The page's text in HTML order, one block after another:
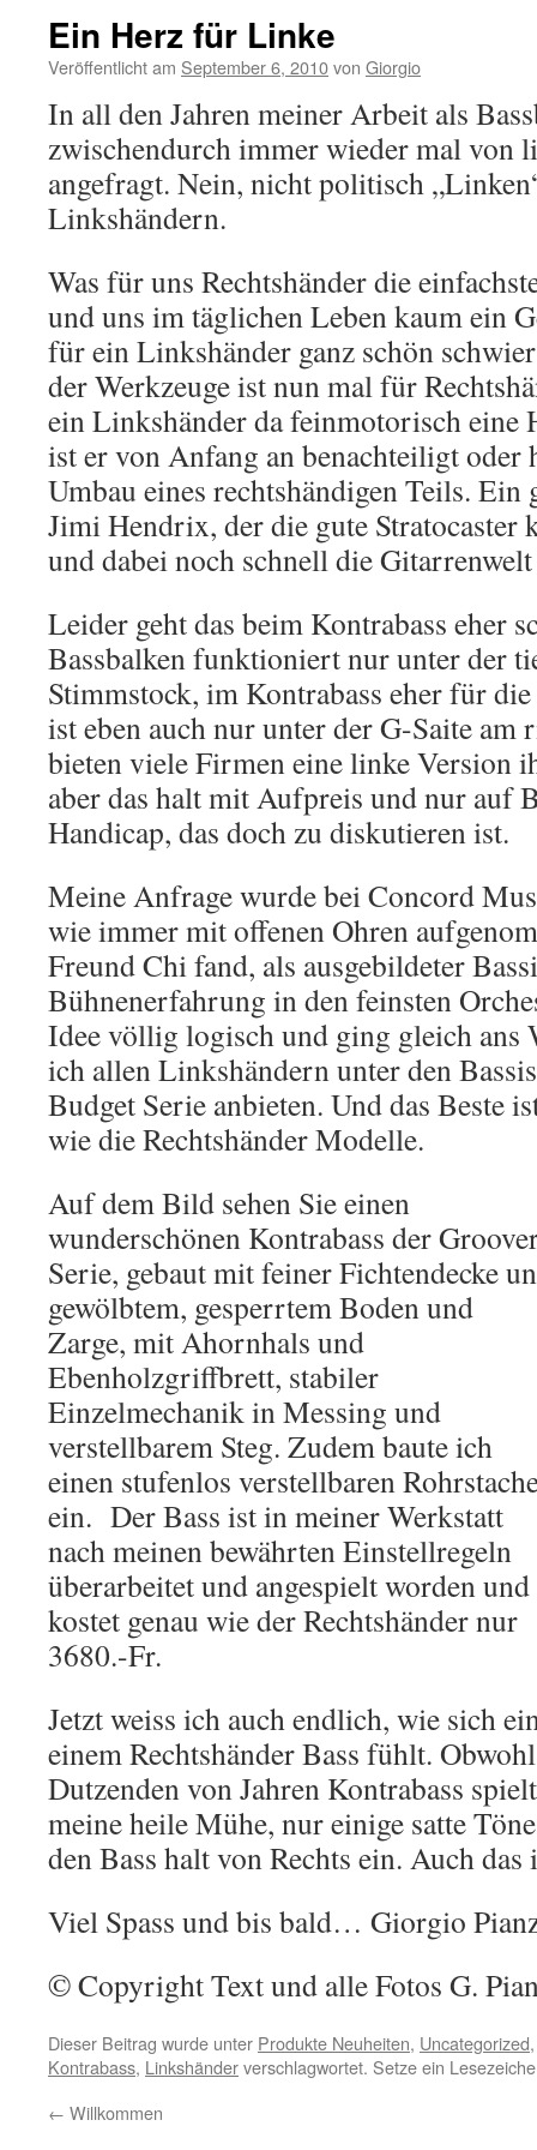
Ein Herz für Linke
Veröffentlicht am September 6, 2010von Giorgio
In all den Jahren meiner Arbeit als
zwischendurch immer wieder mal von
angefragt. Nein, nicht politisch
Linkshändern.
Was für uns Rechtshänder die
und uns im täglichen Leben kaum ein
für ein Linkshänder ganz schön
der Werkzeuge ist nun mal für
ein Linkshänder da feinmotorisch eine
ist er von Anfang an benachteiligt
Umbau eines rechtshändigen Teils. Ein
Jimi Hendrix, der die gute Stratocaster
und dabei noch schnell die
Leider geht das beim Kontrabass eher
Bassbalken funktioniert nur unter der
Stimmstock, im Kontrabass eher für
ist eben auch nur unter der G-Saite
bieten viele Firmen eine linke Version
aber das halt mit Aufpreis und nur auf
Handicap, das doch zu diskutieren ist.
Meine Anfrage wurde bei Concord
wie immer mit offenen Ohren
Freund Chi fand, als ausgebildeter
Bühnenerfahrung in den feinsten
Idee völlig logisch und ging gleich ans
ich allen Linkshändern unter den
Budget Serie anbieten. Und das Beste
wie die Rechtshänder Modelle.
Auf dem Bild sehen Sie einen
wunderschönen Kontrabass der
Serie, gebaut mit feiner Fichtendecke
gewölbtem, gesperrtem Boden und
Zarge, mit Ahornhals und
Ebenholzgriffbrett, stabiler
Einzelmechanik in Messing und
verstellbarem Steg. Zudem baute ich
einen stufenlos verstellbaren
ein. Der Bass ist in meiner Werkstatt
nach meinen bewährten Einstellregeln
überarbeitet und angespielt worden und
kostet genau wie der Rechtshänder nur
3680.-Fr.
Jetzt weiss ich auch endlich, wie sich
einem Rechtshänder Bass fühlt.
Dutzenden von Jahren Kontrabass
meine heile Mühe, nur einige satte
den Bass halt von Rechts ein. Auch
Viel Spass und bis bald… Giorgio
© Copyright Text und alle Fotos G.
Dieser Beitrag wurde unter Produkte Neuheiten, Uncategorized
Kontrabass, Linkshänderverschlagwortet. Setze ein
← Willkommen